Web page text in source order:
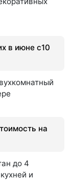
в июне с10
на
до 4
и